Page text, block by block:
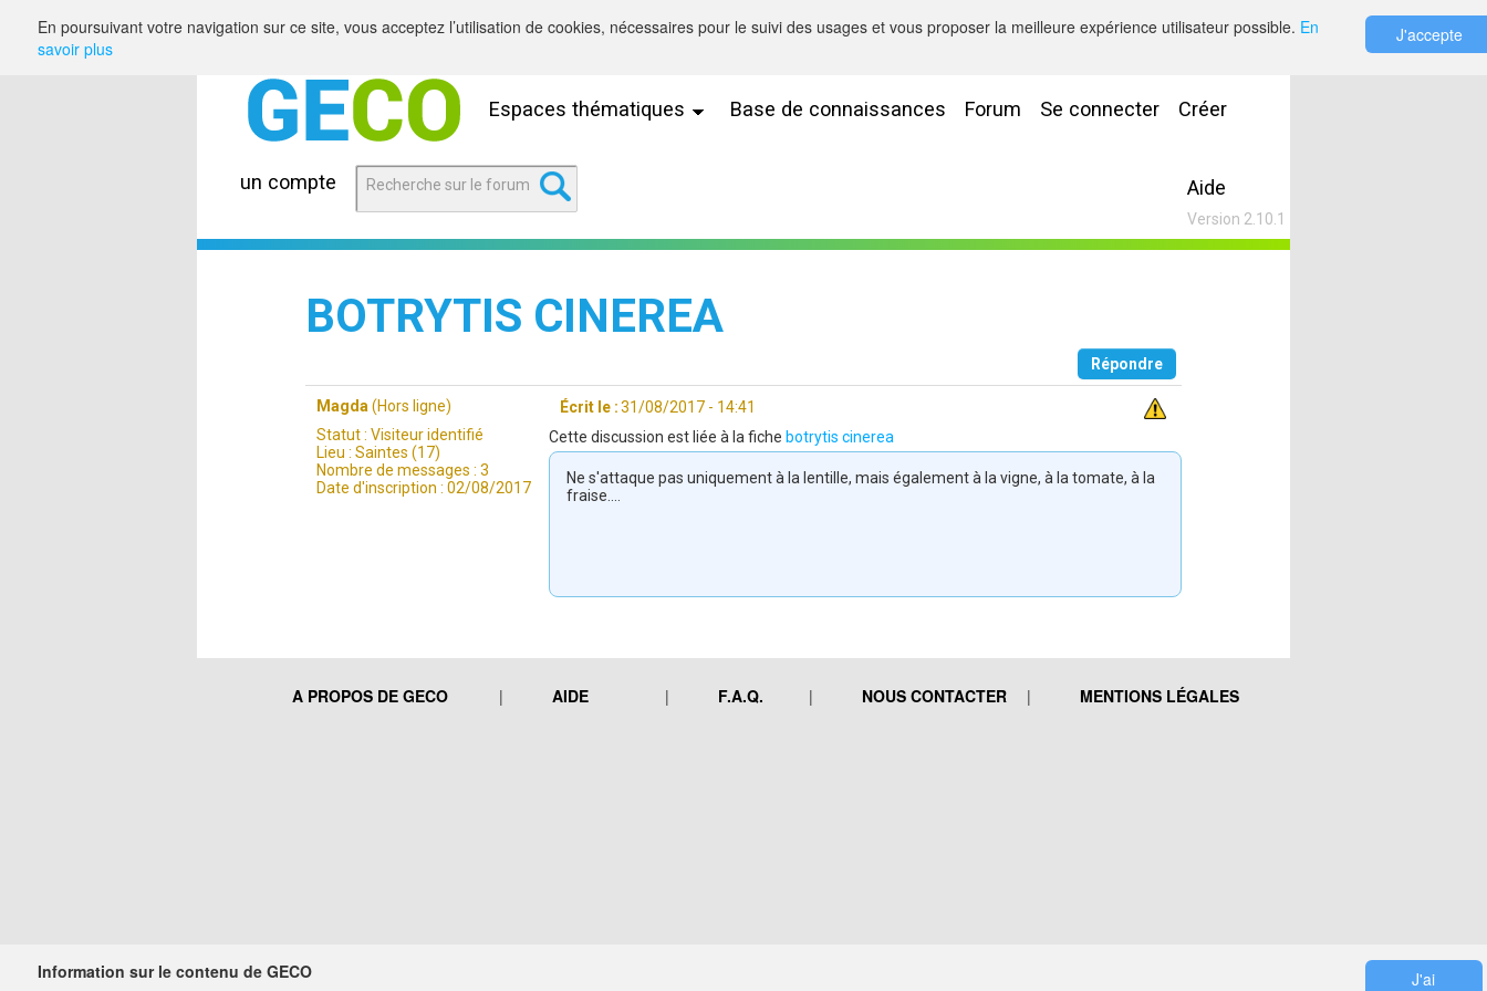
Espaces thématiques Base de connaissances Forum Se connecter Créer
un compte Aide
Version 2.10.1
BOTRYTIS CINEREA
Répondre
Magda (Hors ligne)
Statut : Visiteur identifié
Lieu : Saintes (17)
Nombre de messages : 3
Date d'inscription : 02/08/2017
Écrit le : 31/08/2017 - 14:41
Cette discussion est liée à la fiche botrytis cinerea
Ne s'attaque pas uniquement à la lentille, mais également à la vigne, à la tomate, à la
fraise....
A PROPOS DE GECO AIDE F.A.Q. NOUS CONTACTER MENTIONS LÉGALES
En poursuivant votre navigation sur ce site, vous acceptez l’utilisation de cookies, nécessaires pour le suivi des usages et vous proposer la meilleure expérience utilisateur possible. En
savoir plus
J'accepte
Information sur le contenu de GECO
J'ai